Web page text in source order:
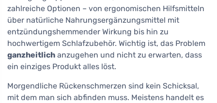
zahlreiche Optionen – von ergonomischen Hilfsmitteln
über natürliche Nahrungsergänzungsmittel mit
entzündungshemmender Wirkung bis hin zu
hochwertigem Schlafzubehör. Wichtig ist, das Problem
ganzheitlich anzugehen und nicht zu erwarten, dass
ein einziges Produkt alles löst.
Morgendliche Rückenschmerzen sind kein Schicksal,
mit dem man sich abfinden muss. Meistens handelt es